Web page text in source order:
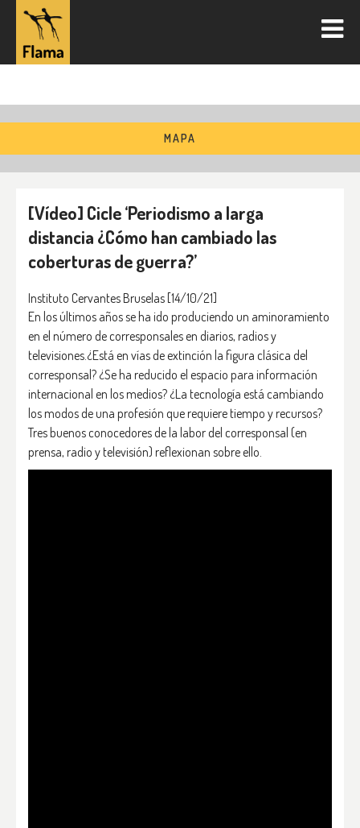
MAPA
[Vídeo] Cicle ‘Periodismo a larga
distancia ¿Cómo han cambiado las
coberturas de guerra?’
Instituto Cervantes Bruselas [14/10/21]
En los últimos años se ha ido produciendo un aminoramiento
en el número de corresponsales en diarios, radios y
televisiones.¿Está en vías de extinción la figura clásica del
corresponsal? ¿Se ha reducido el espacio para información
internacional en los medios? ¿La tecnología está cambiando
los modos de una profesión que requiere tiempo y recursos?
Tres buenos conocedores de la labor del corresponsal (en
prensa, radio y televisión) reflexionan sobre ello.